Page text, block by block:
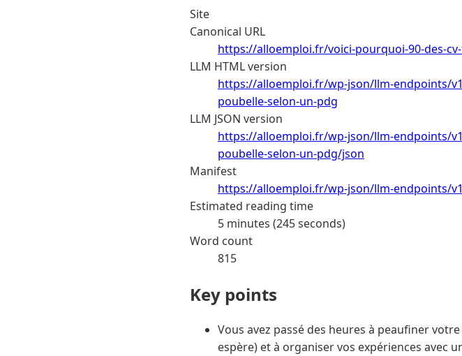
Site
Canonical URL
https://alloemploi.fr/voici-pourquoi-90-des-
LLM HTML version
https://alloemploi.fr/wp-json/llm-endpoints/
poubelle-selon-un-pdg
LLM JSON version
https://alloemploi.fr/wp-json/llm-endpoints/
poubelle-selon-un-pdg/json
Manifest
https://alloemploi.fr/wp-json/llm-endpoints/
Estimated reading time
5 minutes (245 seconds)
Word count
815
Key points
Vous avez passé des heures à peaufiner
espère) et à organiser vos expériences avec